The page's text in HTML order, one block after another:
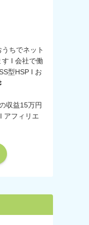
ちでネット
I 会社で働
型HSP I お
収益15万円
アフィリエ